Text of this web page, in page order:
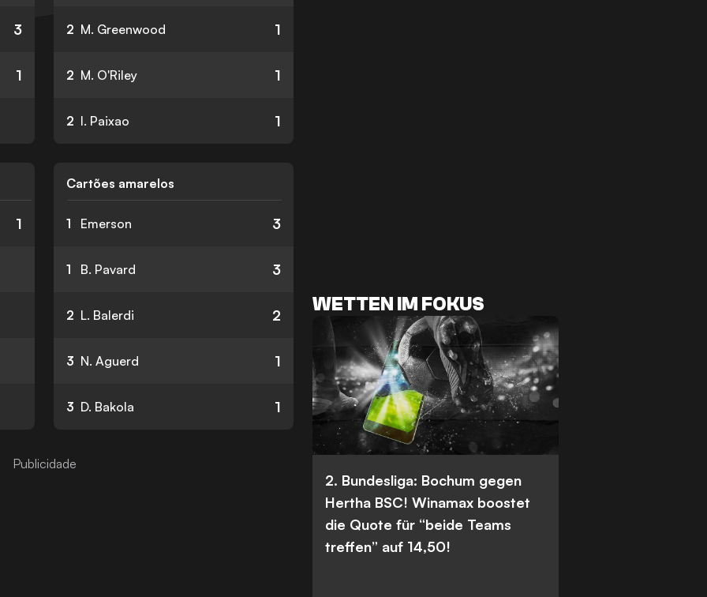
3
1
2 M. Greenwood 1
2 M. O'Riley 1
2 I. Paixao 1
1
Cartões amarelos
1 Emerson 3
1 B. Pavard 3
2 L. Balerdi 2
3 N. Aguerd 1
3 D. Bakola 1
WETTEN IM FOKUS
2. Bundesliga: Bochum gegen
Hertha BSC! Winamax boostet
die Quote für “beide Teams
treffen” auf 14,50!